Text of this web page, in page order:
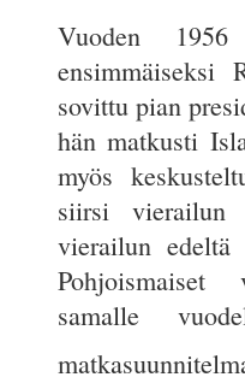
Vuoden 1956
sovittu pian
hän matkusti
myös
siirsi vierailun
vierailun
Pohjoismaiset
samalle